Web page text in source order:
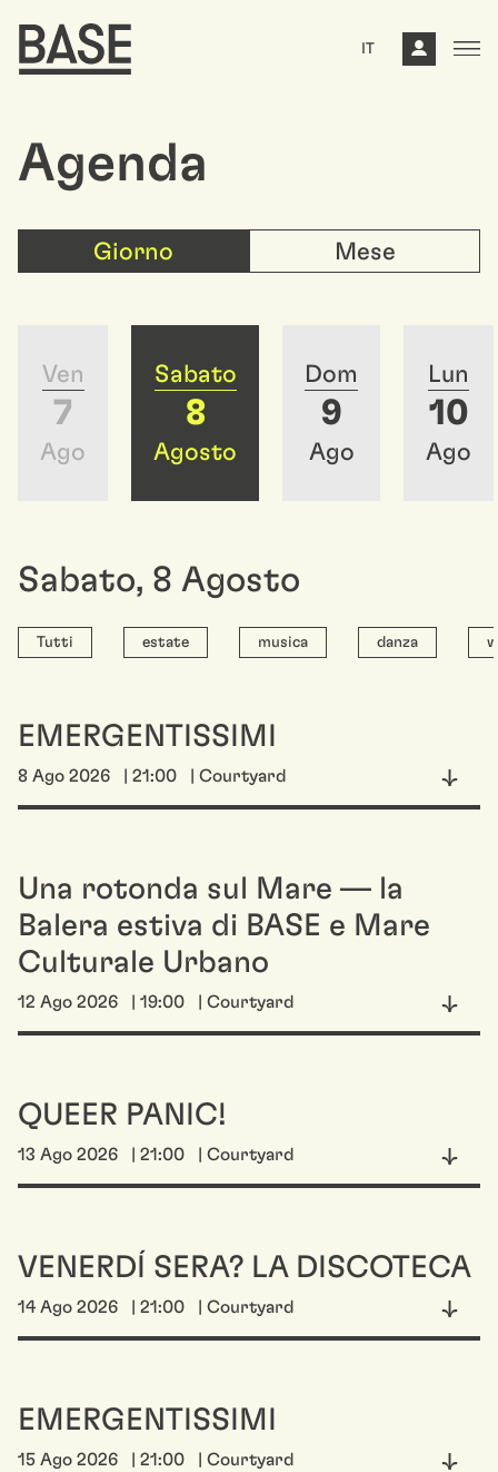
IT
Agenda
Giorno Mese
Ven
7
Ago
Sabato
8
Agosto
Dom
9
Ago
Lun
10
Ago
Sabato, 8 Agosto
Tutti estate musica danza
EMERGENTISSIMI
8 Ago 2026 | 21:00 | Courtyard
Una rotonda sul Mare — la
Balera estiva di BASE e Mare
Culturale Urbano
12 Ago 2026 | 19:00 | Courtyard
QUEER PANIC!
13 Ago 2026 | 21:00 | Courtyard
VENERDÍ SERA? LA DISCOTECA
14 Ago 2026 | 21:00 | Courtyard
EMERGENTISSIMI
15 Ago 2026 | 21:00 | Courtyard